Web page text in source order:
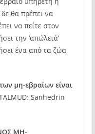
θα πρέπει να
να πείτε στον
την ‘απώλειά’
ένα από τα ζώα
μη-εβραίων είναι
Sanhedrin
ΜΗ-